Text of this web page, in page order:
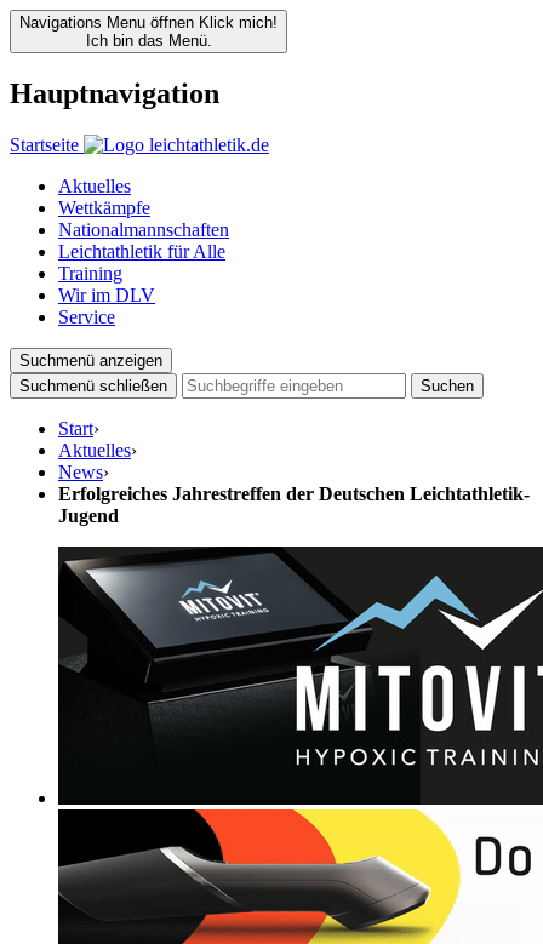
Navigations Menu öffnen Klick mich!
Ich bin das Menü.
Hauptnavigation
Startseite
Aktuelles
Wettkämpfe
Nationalmannschaften
Leichtathletik für Alle
Training
Wir im DLV
Service
Suchmenü anzeigen
Suchmenü schließen
Suchen
Start›
Aktuelles›
News›
Erfolgreiches Jahrestreffen der Deutschen Leichtathletik-
Jugend